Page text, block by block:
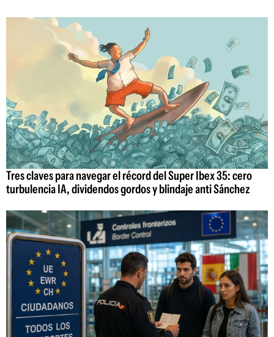
Tres claves para navegar el récord del Super Ibex 35: cero
turbulencia IA, dividendos gordos y blindaje anti Sánchez